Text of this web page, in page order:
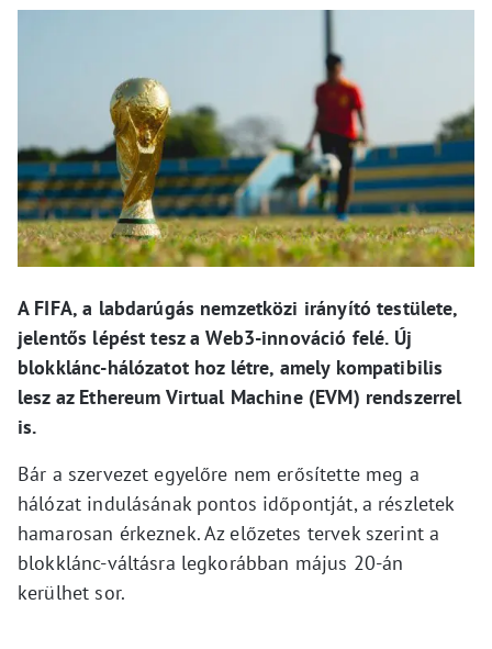
A FIFA, a labdarúgás nemzetközi irányító testülete,
jelentős lépést tesz a Web3-innováció felé. Új
blokklánc-hálózatot hoz létre, amely kompatibilis
lesz az Ethereum Virtual Machine (EVM) rendszerrel
is.
Bár a szervezet egyelőre nem erősítette meg a
hálózat indulásának pontos időpontját, a részletek
hamarosan érkeznek. Az előzetes tervek szerint a
blokklánc-váltásra legkorábban május 20-án
kerülhet sor.